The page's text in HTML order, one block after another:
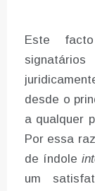
Este
desde o
a qualquer
Por essa
de índole
um